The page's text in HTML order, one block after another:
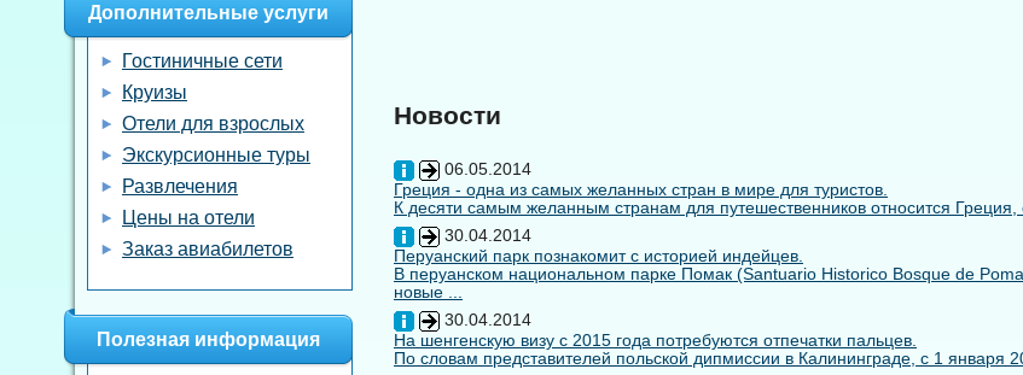
Новости
06.05.2014
Греция - одна из самых желанных стран в мире для туристов.
К десяти самым желанным странам для путешественников относится Греция,
30.04.2014
Перуанский парк познакомит с историей индейцев.
В перуанском национальном парке Помак (Santuario Historico Bosque de
новые ...
30.04.2014
На шенгенскую визу с 2015 года потребуются отпечатки пальцев.
По словам представителей польской дипмиссии в Калининграде, с 1 января
Дополнительные услуги
Гостиничные сети
Круизы
Отели для взрослых
Экскурсионные туры
Развлечения
Цены на отели
Заказ авиабилетов
Полезная информация